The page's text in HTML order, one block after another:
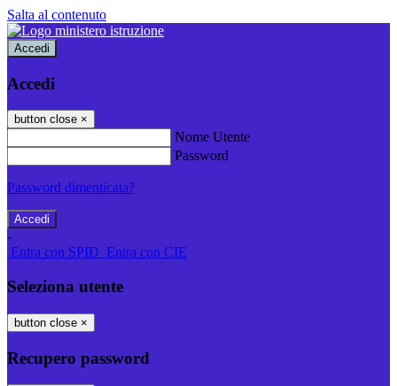
Salta al contenuto
Accedi
Accedi
button close ×
Nome Utente
Password
Password dimenticata?
-
Entra con SPID Entra con CIE
Seleziona utente
button close ×
Recupero password